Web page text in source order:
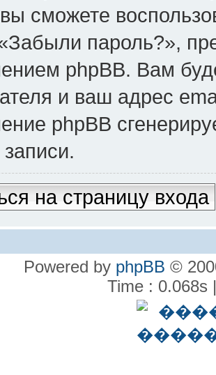
сможете
пароль?»,
phpBB. Вам
и ваш адрес
phpBB
на страницу входа
Powered by phpBB ©
Time : 0.068s